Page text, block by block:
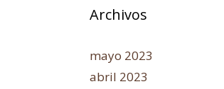
Archivos
mayo 2023
abril 2023